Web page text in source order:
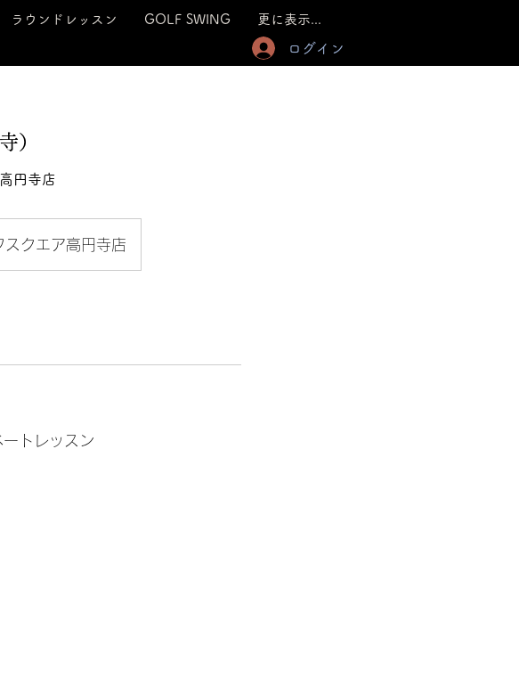
ラウンドレッスン GOLF SWING 更に表示...
ログイン
）
円寺店
スクエア高円寺店
トレッスン